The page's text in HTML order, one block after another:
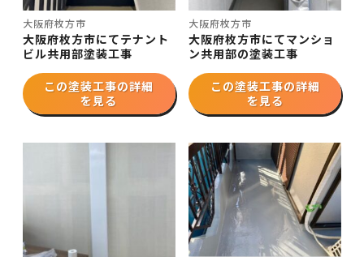
大阪府枚方市
大阪府枚方市にてテナント
ビル共用部塗装工事
この塗装工事の詳細
を見る
大阪府枚方市
大阪府枚方市にてマンショ
ン共用部の塗装工事
この塗装工事の詳細
を見る